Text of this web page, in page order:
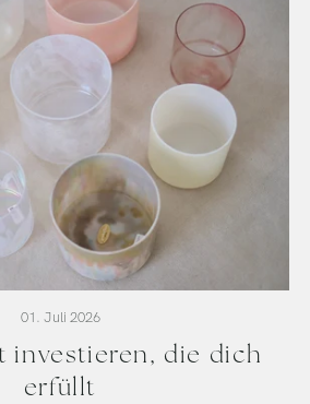
01. Juli 2026
investieren, die dich
erfüllt